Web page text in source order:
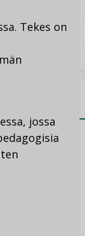
Tekes on
jossa